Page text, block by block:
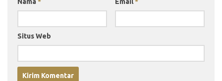
Nama * Email*
Situs Web